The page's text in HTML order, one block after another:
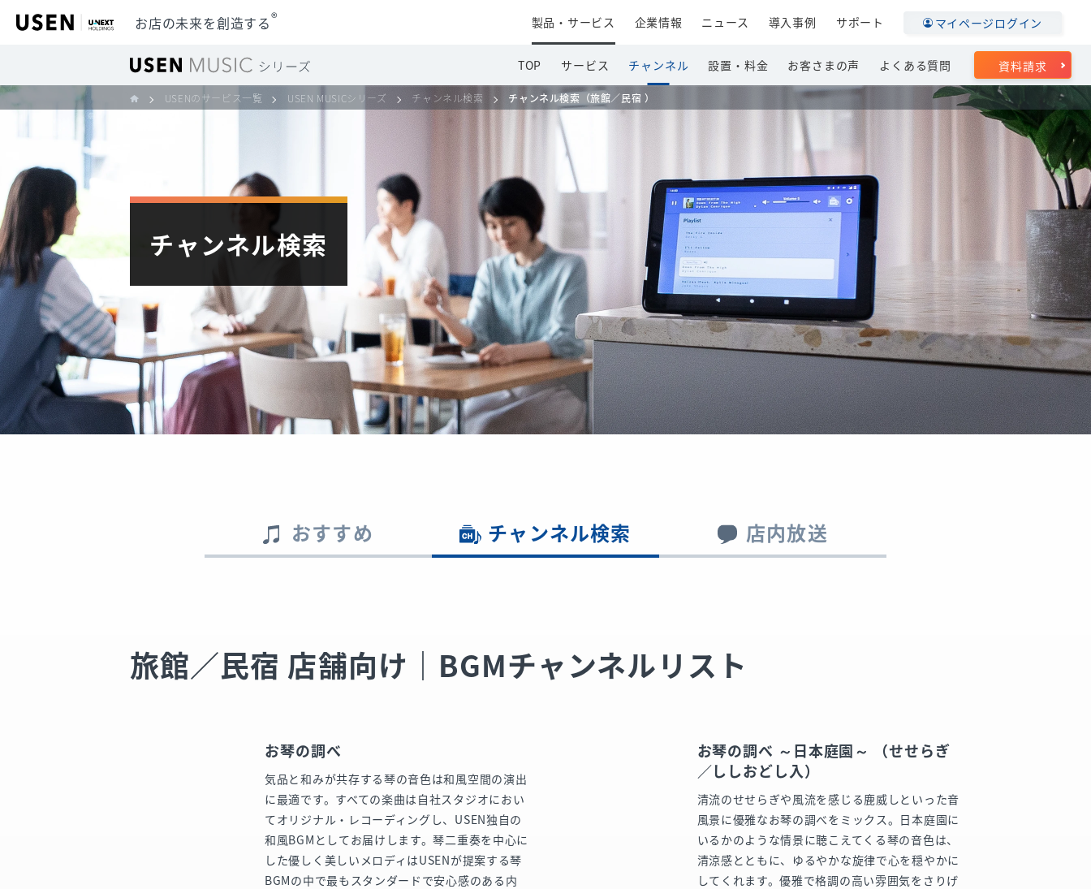
TOP サービス チャンネル 設置・料金 お客さまの声 よくある質問 資料請求
製品・サービス 企業情報 ニュース 導入事例 サポート マイページログイン
お店の未来を創造する®
USENのサービス一覧 USEN MUSICシリーズ チャンネル検索 チャンネル検索（旅館／民宿 ）
チャンネル検索
おすすめ チャンネル検索 店内放送
旅館／民宿 店舗向け｜BGMチャンネルリスト
お琴の調べ
気品と和みが共存する琴の音色は和風空間の演出
に最適です。すべての楽曲は自社スタジオにおい
てオリジナル・レコーディングし、USEN独自の
和風BGMとしてお届けします。琴二重奏を中心に
した優しく美しいメロディはUSENが提案する琴
BGMの中で最もスタンダードで安心感のある内
お琴の調べ ～日本庭園～ （せせらぎ
／ししおどし入）
清流のせせらぎや風流を感じる鹿威しといった音
風景に優雅なお琴の調べをミックス。日本庭園に
いるかのような情景に聴こえてくる琴の音色は、
清涼感とともに、ゆるやかな旋律で心を穏やかに
してくれます。優雅で格調の高い雰囲気をさりげ